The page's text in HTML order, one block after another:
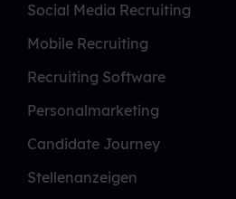
Social Media Recruiting
Mobile Recruiting
Recruiting Software
Personalmarketing
Candidate Journey
Stellenanzeigen